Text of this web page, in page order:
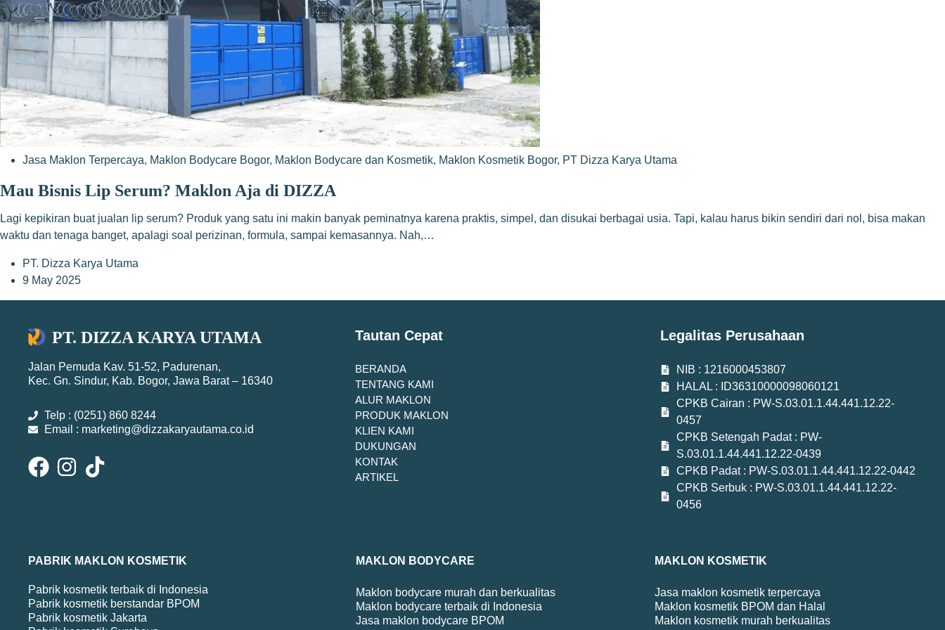
Jasa Maklon Terpercaya, Maklon Bodycare Bogor, Maklon Bodycare dan Kosmetik, Maklon Kosmetik Bogor, PT Dizza Karya Utama
Mau Bisnis Lip Serum? Maklon Aja di DIZZA
Lagi kepikiran buat jualan lip serum? Produk yang satu ini makin banyak peminatnya karena praktis, simpel, dan disukai berbagai usia. Tapi, kalau harus bikin sendiri dari nol, bisa makan
waktu dan tenaga banget, apalagi soal perizinan, formula, sampai kemasannya. Nah,…
PT. Dizza Karya Utama
9 May 2025
PT. DIZZA KARYA UTAMA
Jalan Pemuda Kav. 51-52, Padurenan,
Kec. Gn. Sindur, Kab. Bogor, Jawa Barat – 16340
Telp : (0251) 860 8244
Email : marketing@dizzakaryautama.co.id
Tautan Cepat
BERANDA
TENTANG KAMI
ALUR MAKLON
PRODUK MAKLON
KLIEN KAMI
DUKUNGAN
KONTAK
ARTIKEL
Legalitas Perusahaan
NIB : 1216000453807
HALAL : ID36310000098060121
CPKB Cairan : PW-S.03.01.1.44.441.12.22-
0457
CPKB Setengah Padat : PW-
S.03.01.1.44.441.12.22-0439
CPKB Padat : PW-S.03.01.1.44.441.12.22-0442
CPKB Serbuk : PW-S.03.01.1.44.441.12.22-
0456
PABRIK MAKLON KOSMETIK
Pabrik kosmetik terbaik di Indonesia
Pabrik kosmetik berstandar BPOM
Pabrik kosmetik Jakarta
MAKLON BODYCARE
Maklon bodycare murah dan berkualitas
Maklon bodycare terbaik di Indonesia
Jasa maklon bodycare BPOM
MAKLON KOSMETIK
Jasa maklon kosmetik terpercaya
Maklon kosmetik BPOM dan Halal
Maklon kosmetik murah berkualitas